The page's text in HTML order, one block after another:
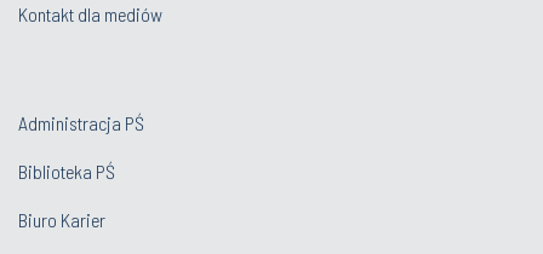
Kontakt dla mediów
Administracja PŚ
Biblioteka PŚ
Biuro Karier